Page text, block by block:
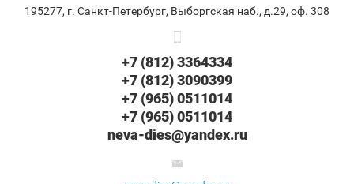
195277, г. Санкт-Петербург, Выборгская наб., д.29, оф. 308
+7 (812) 3364334
+7 (812) 3090399
+7 (965) 0511014
+7 (965) 0511014
neva-dies@yandex.ru